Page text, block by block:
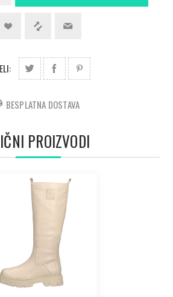
BESPLATNA DOSTAVA
PROIZVODI